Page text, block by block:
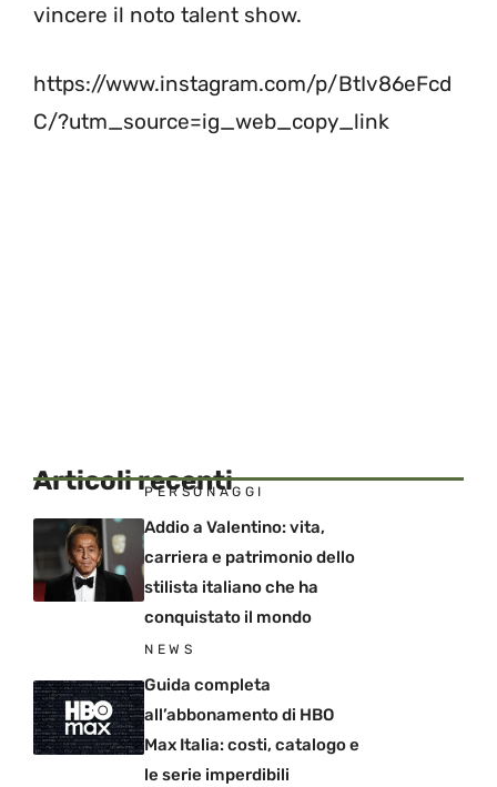
vincere il noto talent show.
https://www.instagram.com/p/BtIv86eFcd
C/?utm_source=ig_web_copy_link
Articoli recenti
PERSONAGGI
Addio a Valentino: vita,
carriera e patrimonio dello
stilista italiano che ha
conquistato il mondo
NEWS
Guida completa
all’abbonamento di HBO
Max Italia: costi, catalogo e
le serie imperdibili